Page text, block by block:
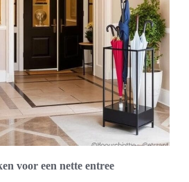
voor een nette entree